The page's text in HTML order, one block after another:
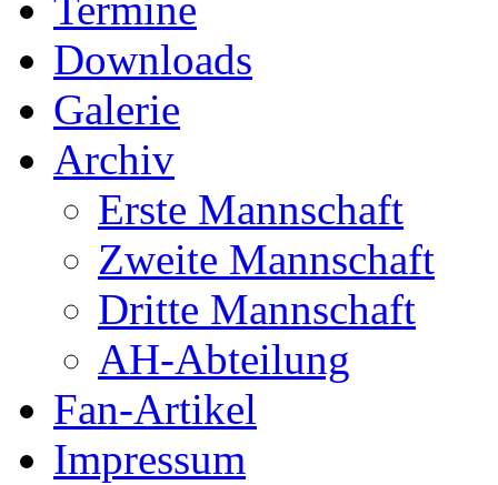
Termine
Downloads
Galerie
Archiv
Erste Mannschaft
Zweite Mannschaft
Dritte Mannschaft
AH-Abteilung
Fan-Artikel
Impressum